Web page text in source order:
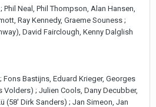
Phil Neal, Phil Thompson, Alan Hansen,
Ray Kennedy, Graeme Souness ;
David Fairclough, Kenny Dalglish
Fons Bastijns, Eduard Krieger, Georges
Volders) ; Julien Cools, Dany Decubber,
(58' Dirk Sanders) ; Jan Simeon, Jan